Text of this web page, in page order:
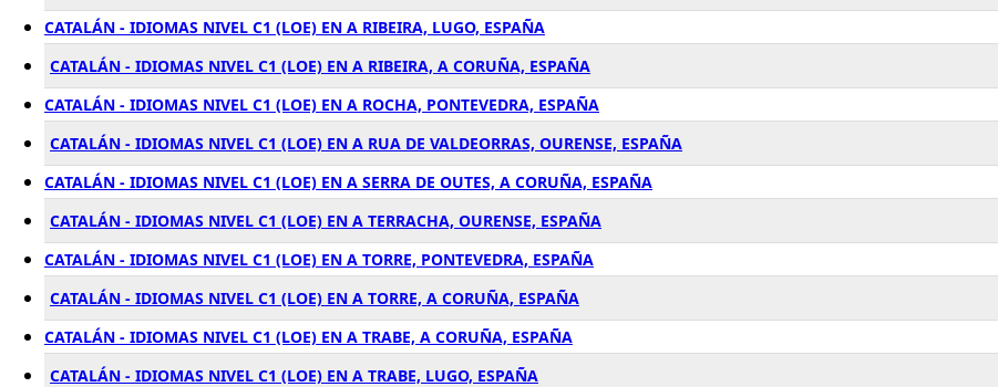
CATALÁN - IDIOMAS NIVEL C1 (LOE) EN A RIBEIRA, LUGO, ESPAÑA
CATALÁN - IDIOMAS NIVEL C1 (LOE) EN A RIBEIRA, A CORUÑA, ESPAÑA
CATALÁN - IDIOMAS NIVEL C1 (LOE) EN A ROCHA, PONTEVEDRA, ESPAÑA
CATALÁN - IDIOMAS NIVEL C1 (LOE) EN A RUA DE VALDEORRAS, OURENSE, ESPAÑA
CATALÁN - IDIOMAS NIVEL C1 (LOE) EN A SERRA DE OUTES, A CORUÑA, ESPAÑA
CATALÁN - IDIOMAS NIVEL C1 (LOE) EN A TERRACHA, OURENSE, ESPAÑA
CATALÁN - IDIOMAS NIVEL C1 (LOE) EN A TORRE, PONTEVEDRA, ESPAÑA
CATALÁN - IDIOMAS NIVEL C1 (LOE) EN A TORRE, A CORUÑA, ESPAÑA
CATALÁN - IDIOMAS NIVEL C1 (LOE) EN A TRABE, A CORUÑA, ESPAÑA
CATALÁN - IDIOMAS NIVEL C1 (LOE) EN A TRABE, LUGO, ESPAÑA